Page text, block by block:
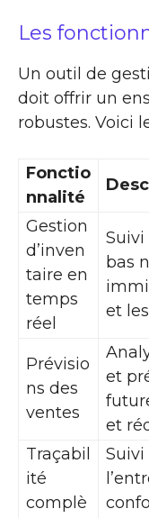
Les
Un outil de
doit offrir un
robustes. Voici
Fonctio
nnalité
Gestion
d’inven
taire en
temps
réel
Suivi
bas
et
Prévisio
ns des
ventes
et
et
Traçabil
ité
complè